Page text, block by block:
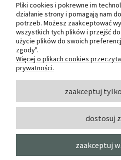
Internetowy sklep dla
SZTUKMANIA.
małych i dużych
O NAS
INFORMACJE
MOJE
Pliki cookies i pokrewne im
działanie strony i pomagają nam
potrzeb. Możesz zaakceptować
wszystkich tych plików i przejść
użycie plików do swoich
zgody".
Więcej o plikach cookies
prywatności.
zaakceptuj
dostosuj
zaakceptuj